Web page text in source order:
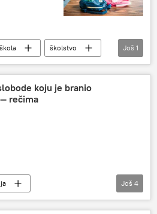
škola
školstvo
Još 1
koju je branio
rečima
Žan Pol Sartr
Još 4